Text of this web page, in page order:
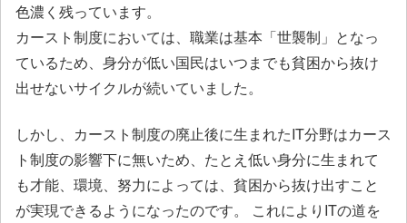
色濃く残っています。
カースト制度においては、職業は基本「世襲制」となっ
ているため、身分が低い国民はいつまでも貧困から抜け
出せないサイクルが続いていました。
しかし、カースト制度の廃止後に生まれたIT分野はカース
ト制度の影響下に無いため、たとえ低い身分に生まれて
も才能、環境、努力によっては、貧困から抜け出すこと
が実現できるようになったのです。 これによりITの道を